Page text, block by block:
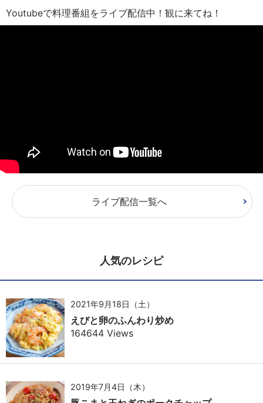
Youtubeで料理番組をライブ配信中！観に来てね！
ライブ配信一覧へ
人気のレシピ
2021年9月18日（土）
えびと卵のふんわり炒め
164644 Views
2019年7月4日（木）